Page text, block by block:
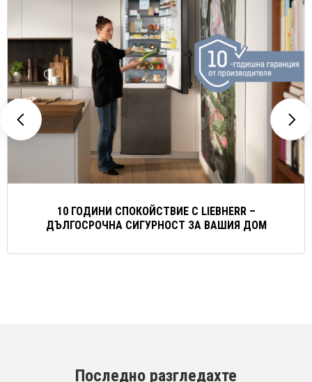
10 ГОДИНИ СПОКОЙСТВИЕ С LIEBHERR –
ДЪЛГОСРОЧНА СИГУРНОСТ ЗА ВАШИЯ ДОМ
Последно разгледахте